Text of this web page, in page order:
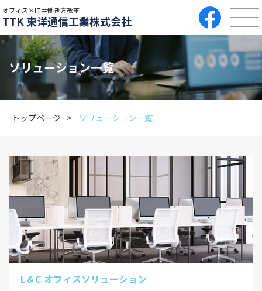
オフィス×IT＝働き方改革
TTK 東洋通信工業株式会社
ソリューション一覧
トップページ ソリューション一覧
L＆C オフィスソリューション